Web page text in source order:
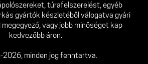
túrafelszerelést, egyéb
gyártók készletéből válogatva gyári
vagy jobb minőséget kap
kedvezőbb áron.
minden jog fenntartva.